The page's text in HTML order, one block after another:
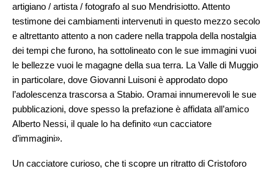
artigiano / artista / fotografo al suo Mendrisiotto. Attento
testimone dei cambiamenti intervenuti in questo mezzo secolo
e altrettanto attento a non cadere nella trappola della nostalgia
dei tempi che furono, ha sottolineato con le sue immagini vuoi
le bellezze vuoi le magagne della sua terra. La Valle di Muggio
in particolare, dove Giovanni Luisoni è approdato dopo
l’adolescenza trascorsa a Stabio. Oramai innumerevoli le sue
pubblicazioni, dove spesso la prefazione è affidata all’amico
Alberto Nessi, il quale lo ha definito «un cacciatore
d’immagini».
Un cacciatore curioso, che ti scopre un ritratto di Cristoforo